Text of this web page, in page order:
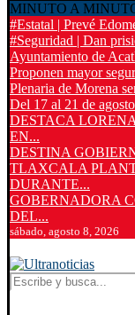
MINUTO A
#Estatal | Prevé
#Seguridad | Dan
Ayuntamiento de
Proponen mayor
Plenaria de Morena
Del 17 al 21 de
DESTACA
EN...
DESTINA
TLAXCALA
DURANTE...
GOBERNADORA
DEL...
sábado, agosto 8, 2026